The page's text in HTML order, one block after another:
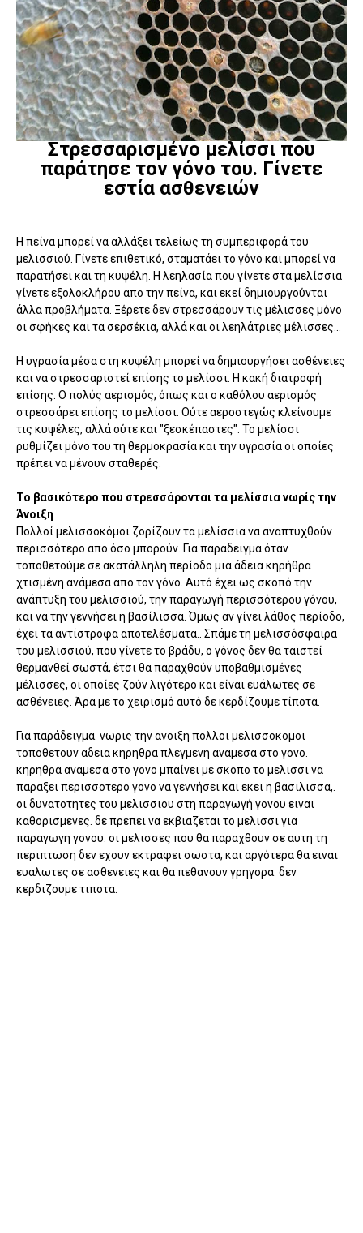
Στρεσσαρισμένο μελίσσι που
παράτησε τον γόνο του. Γίνετε
εστία ασθενειών
Η πείνα μπορεί να αλλάξει τελείως τη συμπεριφορά του
μελισσιού. Γίνετε επιθετικό, σταματάει το γόνο και μπορεί να
παρατήσει και τη κυψέλη. Η λεηλασία που γίνετε στα μελίσσια
γίνετε εξολοκλήρου απο την πείνα, και εκεί δημιουργούνται
άλλα προβλήματα. Ξέρετε δεν στρεσσάρουν τις μέλισσες μόνο
οι σφήκες και τα σερσέκια, αλλά και οι λεηλάτριες μέλισσες...
Η υγρασία μέσα στη κυψέλη μπορεί να δημιουργήσει ασθένειες
και να στρεσσαριστεί επίσης το μελίσσι. Η κακή διατροφή
επίσης. Ο πολύς αερισμός, όπως και ο καθόλου αερισμός
στρεσσάρει επίσης το μελίσσι. Ούτε αεροστεγώς κλείνουμε
τις κυψέλες, αλλά ούτε και "ξεσκέπαστες". Το μελίσσι
ρυθμίζει μόνο του τη θερμοκρασία και την υγρασία οι οποίες
πρέπει να μένουν σταθερές.
Το βασικότερο που στρεσσάρονται τα μελίσσια νωρίς την
Άνοιξη
Πολλοί μελισσοκόμοι ζορίζουν τα μελίσσια να αναπτυχθούν
περισσότερο απο όσο μπορούν. Για παράδειγμα όταν
τοποθετούμε σε ακατάλληλη περίοδο μια άδεια κηρήθρα
χτισμένη ανάμεσα απο τον γόνο. Αυτό έχει ως σκοπό την
ανάπτυξη του μελισσιού, την παραγωγή περισσότερου γόνου,
και να την γεννήσει η βασίλισσα. Όμως αν γίνει λάθος περίοδο,
έχει τα αντίστροφα αποτελέσματα.. Σπάμε τη μελισσόσφαιρα
του μελισσιού, που γίνετε το βράδυ, ο γόνος δεν θα ταιστεί
θερμανθεί σωστά, έτσι θα παραχθούν υποβαθμισμένες
μέλισσες, οι οποίες ζούν λιγότερο και είναι ευάλωτες σε
ασθένειες. Άρα με το χειρισμό αυτό δε κερδίζουμε τίποτα.
Για παράδειγμα. νωρις την ανοιξη πολλοι μελισσοκομοι
τοποθετουν αδεια κηρηθρα πλεγμενη αναμεσα στο γονο.
κηρηθρα αναμεσα στο γονο μπαίνει με σκοπο το μελισσι να
παραξει περισσοτερο γονο να γεννήσει και εκει η βασιλισσα,.
οι δυνατοτητες του μελισσιου στη παραγωγή γονου ειναι
καθορισμενες. δε πρεπει να εκβιαζεται το μελισσι για
παραγωγη γονου. οι μελισσες που θα παραχθουν σε αυτη τη
περιπτωση δεν εχουν εκτραφει σωστα, και αργότερα θα ειναι
ευαλωτες σε ασθενειες και θα πεθανουν γρηγορα. δεν
κερδιζουμε τιποτα.